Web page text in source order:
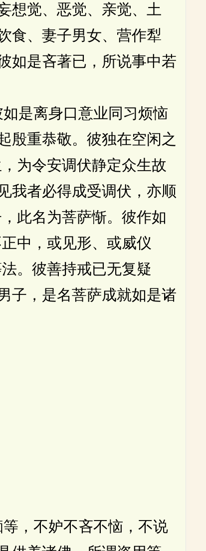
想觉、恶觉、亲觉、土
食、妻子男女、营作犁
如是吝著已，所说事中若
是离身口意业同习烦恼
殷重恭敬。彼独在空闲之
为令安调伏静定众生故
我者必得成受调伏，亦顺
此名为菩萨惭。彼作如
中，或见形、或威仪
。彼善持戒已无复疑
子，是名菩萨成就如是诸
，不妒不吝不恼，不说